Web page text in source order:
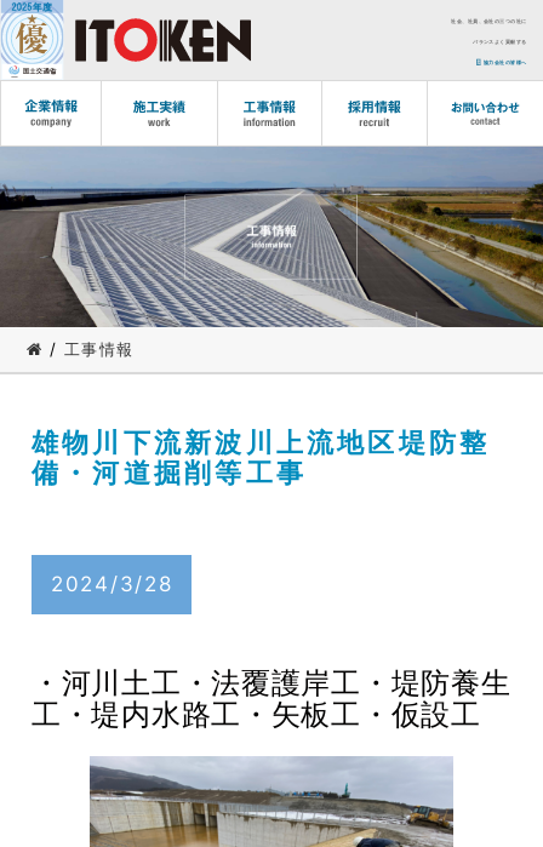
社会、社員、会社の三つの社に
バランスよく貢献する
協力会社の皆様へ
/ 工事情報
雄物川下流新波川上流地区堤防整
備・河道掘削等工事
2024/3/28
・河川土工・法覆護岸工・堤防養生
工・堤内水路工・矢板工・仮設工